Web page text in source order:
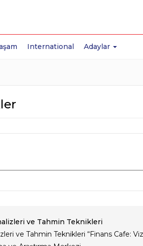
International Adaylar
ve Tahmin Teknikleri
ve Tahmin Teknikleri “Finans Cafe: